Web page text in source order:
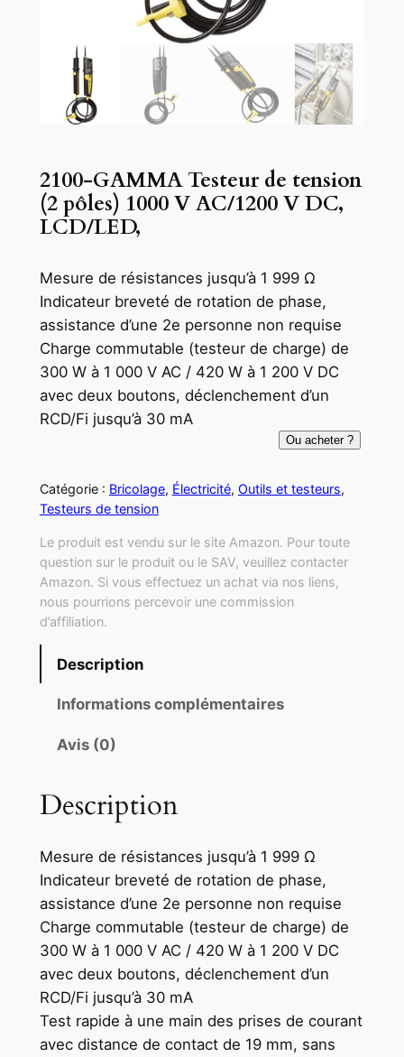
2100-GAMMA Testeur de tension
(2 pôles) 1000 V AC/1200 V DC,
LCD/LED,
Mesure de résistances jusqu’à 1 999 Ω
Indicateur breveté de rotation de phase,
assistance d’une 2e personne non requise
Charge commutable (testeur de charge) de
300 W à 1 000 V AC / 420 W à 1 200 V DC
avec deux boutons, déclenchement d’un
RCD/Fi jusqu’à 30 mA
Ou acheter ?
Catégorie : Bricolage, Électricité, Outils et testeurs
Testeurs de tension
Le produit est vendu sur le site Amazon. Pour toute
question sur le produit ou le SAV, veuillez contacter
Amazon. Si vous effectuez un achat via nos liens,
nous pourrions percevoir une commission
d’affiliation.
Description
Informations complémentaires
Avis (0)
Description
Mesure de résistances jusqu’à 1 999 Ω
Indicateur breveté de rotation de phase,
assistance d’une 2e personne non requise
Charge commutable (testeur de charge) de
300 W à 1 000 V AC / 420 W à 1 200 V DC
avec deux boutons, déclenchement d’un
RCD/Fi jusqu’à 30 mA
Test rapide à une main des prises de courant
avec distance de contact de 19 mm, sans